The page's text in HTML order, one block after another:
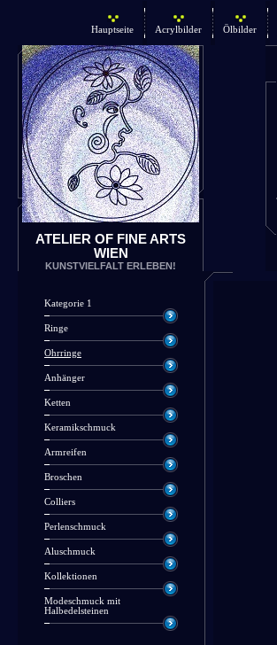
Hauptseite Acrylbilder Ölbilder
ATELIER OF FINE ARTS
WIEN
KUNSTVIELFALT ERLEBEN!
Kategorie 1
Ringe
Ohrringe
Anhänger
Ketten
Keramikschmuck
Armreifen
Broschen
Colliers
Perlenschmuck
Aluschmuck
Kollektionen
Modeschmuck mit
Halbedelsteinen